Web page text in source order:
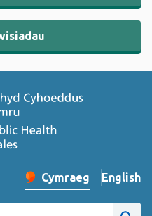
Newid iaith y wefan
Cymraeg English
–
Cymru